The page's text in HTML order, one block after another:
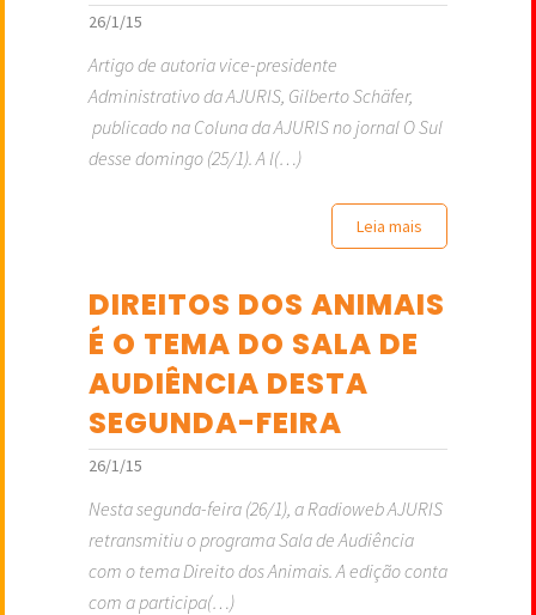
26/1/15
Artigo de autoria vice-presidente
Administrativo da AJURIS, Gilberto Schäfer,
publicado na Coluna da AJURIS no jornal O Sul
desse domingo (25/1). A l(…)
Leia mais
DIREITOS DOS ANIMAIS
É O TEMA DO SALA DE
AUDIÊNCIA DESTA
SEGUNDA-FEIRA
26/1/15
Nesta segunda-feira (26/1), a Radioweb AJURIS
retransmitiu o programa Sala de Audiência
com o tema Direito dos Animais. A edição conta
com a participa(…)